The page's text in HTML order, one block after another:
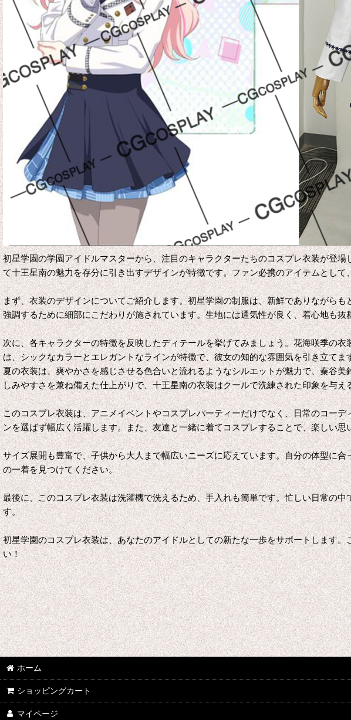
初星学園の学園アイドルマスターから、注目のキャラクターたちのコスプレ衣装が登
て十王星南の魅力を存分に引き出すデザインが特徴です。ファン必携のアイテムとし
まず、衣装のデザインについてご紹介します。初星学園の制服は、新鮮でありながら
強調するために細部にこだわりが施されています。生地には通気性が良く、着心地も
次に、各キャラクターの特徴を反映したディテールを挙げてみましょう。花海咲季の
は、シックなカラーとエレガントなラインが特徴で、彼女の知的な雰囲気を引き立て
夏の衣装は、爽やかさを感じさせる色合いと流れるようなシルエットが魅力で、秦谷
しみやすさを兼ね備えた仕上がりで、十王星南の衣装はクールで洗練された印象を与え
このコスプレ衣装は、アニメイベントやコスプレパーティーだけでなく、日常のコー
ンを選ばず幅広く活躍します。また、友達と一緒に着てコスプレすることで、楽しい
サイズ展開も豊富で、子供から大人まで幅広いニーズに応えています。自分の体型に
の一着を見つけてください。
最後に、このコスプレ衣装は洗濯機で洗えるため、手入れも簡単です。忙しい日常の
す。
初星学園のコスプレ衣装は、あなたのアイドルとしての新たな一歩をサポートします
い！
ホーム
ショッピングカート
マイページ